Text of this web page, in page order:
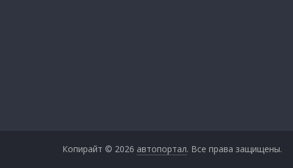
Копирайт © 2026 автопортал. Все права защищены.